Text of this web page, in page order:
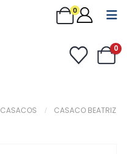
0
0
CASACOS CASACO BEATRIZ